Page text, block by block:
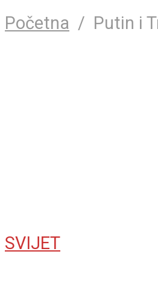
Početna / Putin i
SVIJET